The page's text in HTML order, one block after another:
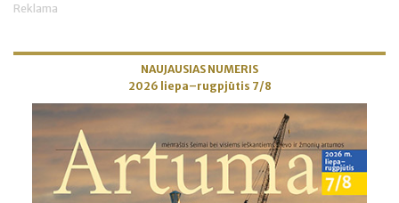
Reklama
NAUJAUSIAS NUMERIS
2026 liepa–rugpjūtis 7/8